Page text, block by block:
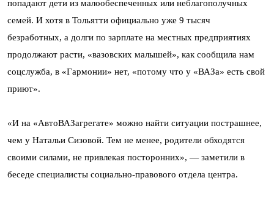
попадают дети из малообеспеченных или неблагополучных
семей. И хотя в Тольятти официально уже 9 тысяч
безработных, а долги по зарплате на местных предприятиях
продолжают расти, «вазовских малышей», как сообщила нам
соцслужба, в «Гармонии» нет, «потому что у «ВАЗа» есть свой
приют».
«И на «АвтоВАЗагрегате» можно найти ситуации пострашнее,
чем у Натальи Сизовой. Тем не менее, родители обходятся
своими силами, не привлекая посторонних», — заметили в
беседе специалисты социально-правового отдела центра.